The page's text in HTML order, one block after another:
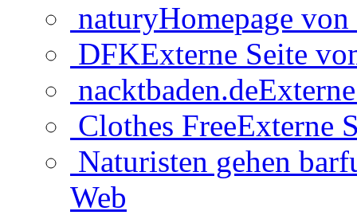
naturyHomepage
DFKExterne Seite
nacktbaden.de
Clothes FreeExterne
Naturisten gehen
Web